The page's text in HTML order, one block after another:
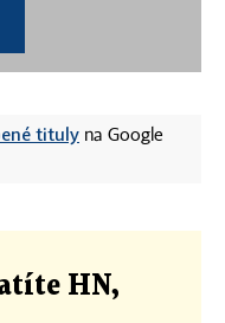
tituly na Google
HN,